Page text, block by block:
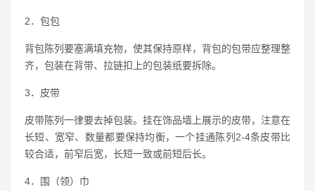
2．包包
背包陈列要塞满填充物，使其保持原样，背包的包带应整理整
齐，包装在背带、拉链扣上的包装纸要拆除。
3．皮带
皮带陈列一律要去掉包装。挂在饰品墙上展示的皮带，注意在
长短、宽窄、数量都要保持均衡，一个挂通陈列2-4条皮带比
较合适，前窄后宽，长短一致或前短后长。
4．围（领）巾